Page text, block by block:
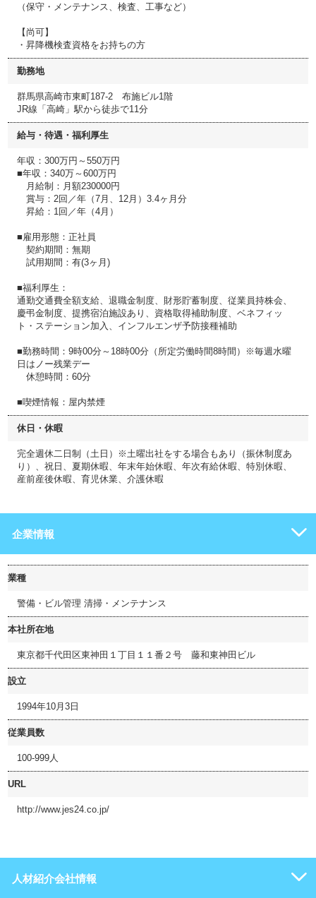
（保守・メンテナンス、検査、工事など）
【尚可】
・昇降機検査資格をお持ちの方
勤務地
群馬県高崎市東町187-2 布施ビル1階
JR線「高崎」駅から徒歩で11分
給与・待遇・福利厚生
年収：300万円～550万円
■年収：340万～600万円
月給制：月額230000円
賞与：2回／年（7月、12月）3.4ヶ月分
昇給：1回／年（4月）
■雇用形態：正社員
契約期間：無期
試用期間：有(3ヶ月)
■福利厚生：
通勤交通費全額支給、退職金制度、財形貯蓄制度、従業員持株会、
慶弔金制度、提携宿泊施設あり、資格取得補助制度、ベネフィッ
ト・ステーション加入、インフルエンザ予防接種補助
■勤務時間：9時00分～18時00分（所定労働時間8時間）※毎週水曜
日はノー残業デー
休憩時間：60分
■喫煙情報：屋内禁煙
休日・休暇
完全週休二日制（土日）※土曜出社をする場合もあり（振休制度あ
り）、祝日、夏期休暇、年末年始休暇、年次有給休暇、特別休暇、
産前産後休暇、育児休業、介護休暇
企業情報
業種
警備・ビル管理 清掃・メンテナンス
本社所在地
東京都千代田区東神田１丁目１１番２号 藤和東神田ビル
設立
1994年10月3日
従業員数
100-999人
URL
http://www.jes24.co.jp/
人材紹介会社情報